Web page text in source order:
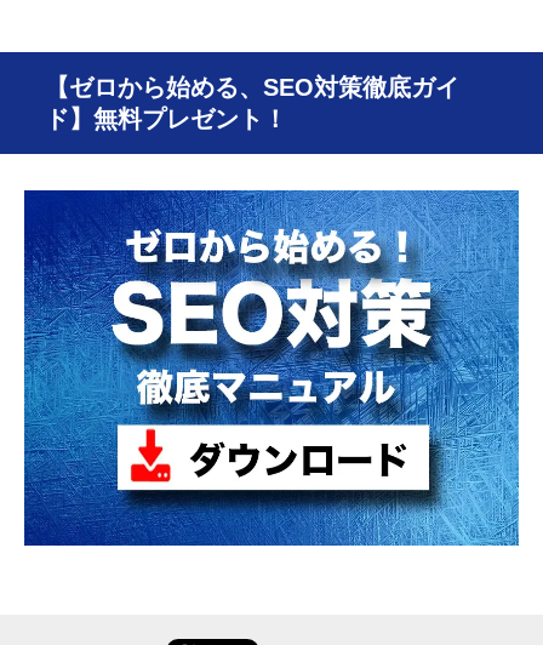
【ゼロから始める、SEO対策徹底ガイ
ド】無料プレゼント！